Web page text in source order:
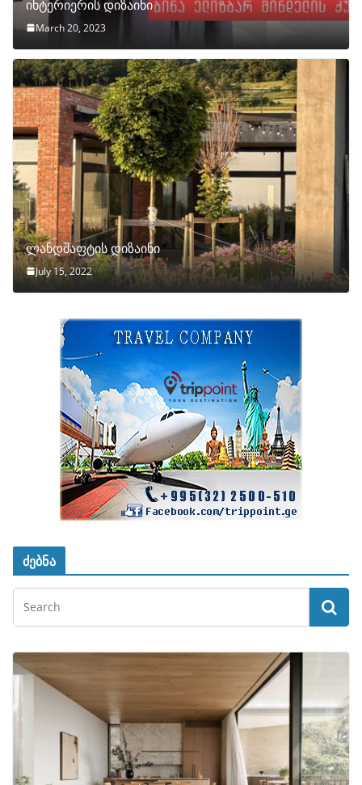
ინტერიერის დიზაინი
March 20, 2023
ლანდშაფტის დიზაინი
July 15, 2022
ძებნა